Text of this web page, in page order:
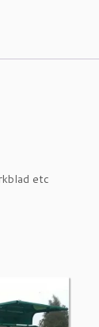
etc